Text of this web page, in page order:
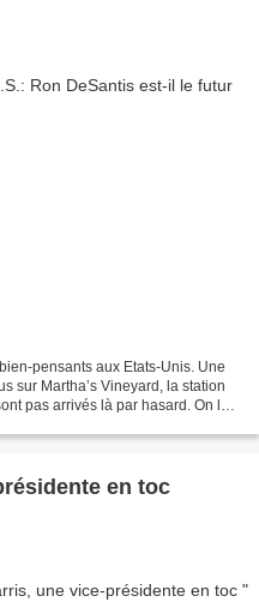
pensants aux Etats-Unis. Une
sur Martha’s Vineyard, la station
pas arrivés là par hasard. On les
en toc